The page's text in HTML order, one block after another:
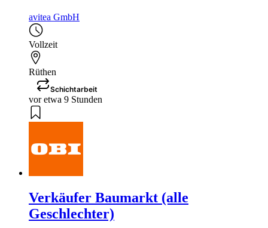
avitea GmbH
Vollzeit
Rüthen
Schichtarbeit
vor etwa 9 Stunden
Verkäufer Baumarkt (alle
Geschlechter)